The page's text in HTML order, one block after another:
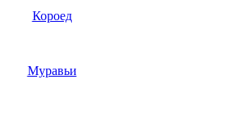
Короед
Муравьи